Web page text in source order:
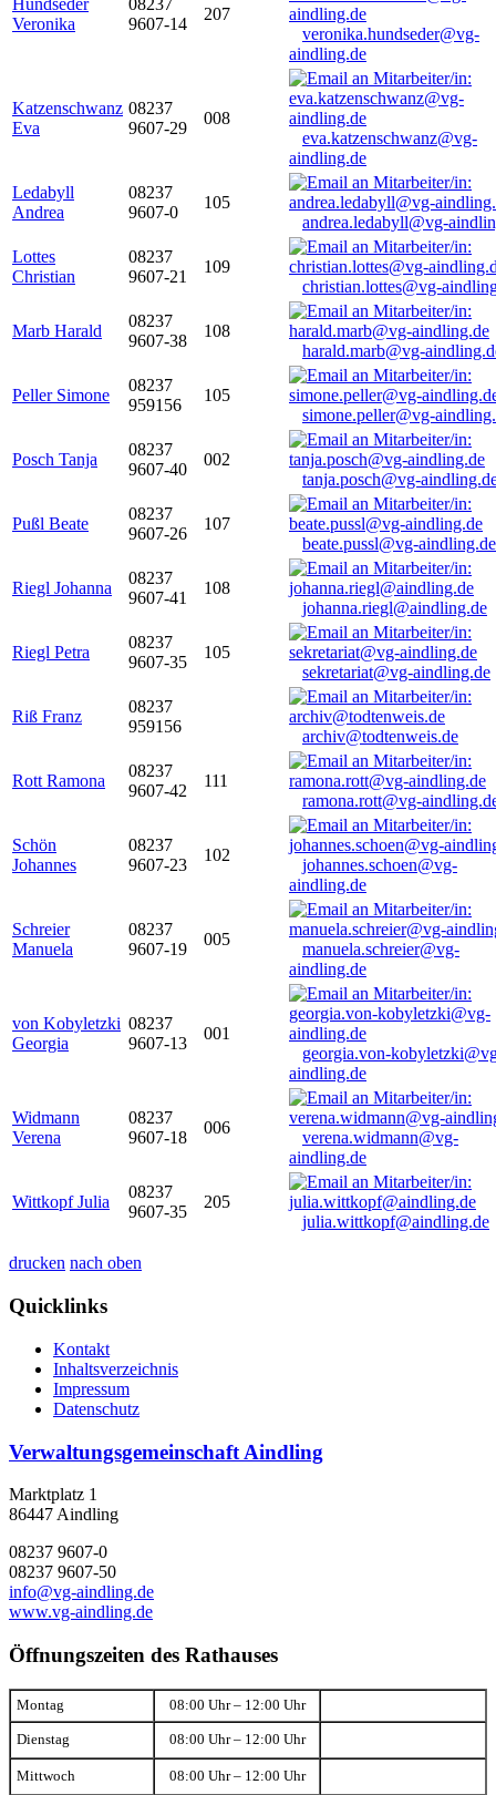
Hundseder
Veronika
08237
9607-14
207
veronika.hundseder@vg-
aindling.de
Katzenschwanz
Eva
08237
9607-29
008
eva.katzenschwanz@vg-
aindling.de
Ledabyll
Andrea
08237
9607-0
105
andrea.ledabyll@vg-
Lottes
Christian
08237
9607-21
109
christian.lottes@vg-
Marb Harald
08237
9607-38
108
harald.marb@vg-
Peller Simone
08237
959156
105
simone.peller@vg-
Posch Tanja
08237
9607-40
002
tanja.posch@vg-
Pußl Beate
08237
9607-26
107
beate.pussl@vg-aindling.de
Riegl Johanna
08237
9607-41
108
johanna.riegl@aindling.de
Riegl Petra
08237
9607-35
105
sekretariat@vg-aindling.de
Riß Franz
08237
959156
archiv@todtenweis.de
Rott Ramona
08237
9607-42
111
ramona.rott@vg-
Schön
Johannes
08237
9607-23
102
johannes.schoen@vg-
aindling.de
Schreier
Manuela
08237
9607-19
005
manuela.schreier@vg-
aindling.de
von Kobyletzki
Georgia
08237
9607-13
001
georgia.von-
aindling.de
Widmann
Verena
08237
9607-18
006
verena.widmann@vg-
aindling.de
Wittkopf Julia
08237
9607-35
205
julia.wittkopf@aindling.de
drucken nach oben
Quicklinks
Kontakt
Inhaltsverzeichnis
Impressum
Datenschutz
Verwaltungsgemeinschaft Aindling
Marktplatz 1
86447 Aindling
08237 9607-0
08237 9607-50
info@vg-aindling.de
www.vg-aindling.de
Öffnungszeiten des Rathauses
Montag 08:00 Uhr – 12:00 Uhr
Dienstag 08:00 Uhr – 12:00 Uhr
Mittwoch 08:00 Uhr – 12:00 Uhr